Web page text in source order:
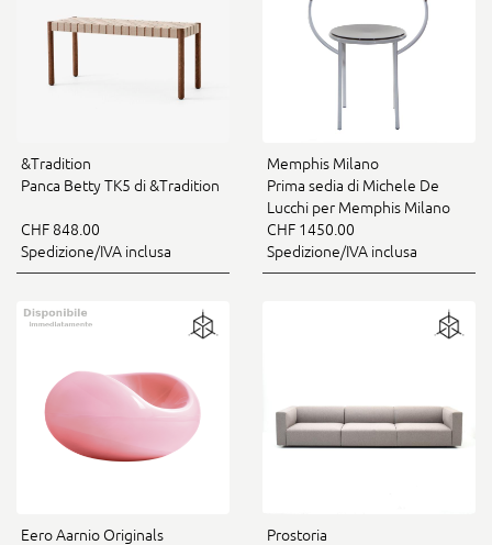
&Tradition
Panca Betty TK5 di &Tradition
CHF 848.00
Spedizione/IVA inclusa
Memphis Milano
Prima sedia di Michele De
Lucchi per Memphis Milano
CHF 1450.00
Spedizione/IVA inclusa
Eero Aarnio Originals
Prostoria